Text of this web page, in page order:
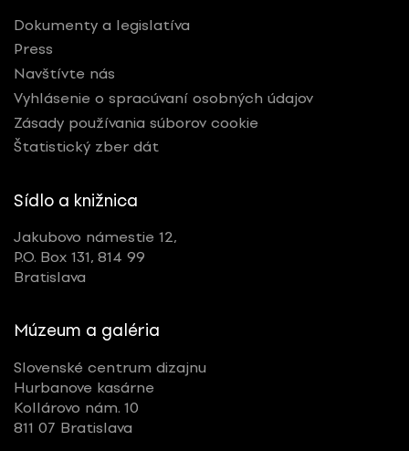
Dokumenty a legislatíva
Press
Navštívte nás
Vyhlásenie o spracúvaní osobných údajov
Zásady používania súborov cookie
Štatistický zber dát
Sídlo a knižnica
Jakubovo námestie 12,
P.O. Box 131, 814 99
Bratislava
Múzeum a galéria
Slovenské centrum dizajnu
Hurbanove kasárne
Kollárovo nám. 10
811 07 Bratislava